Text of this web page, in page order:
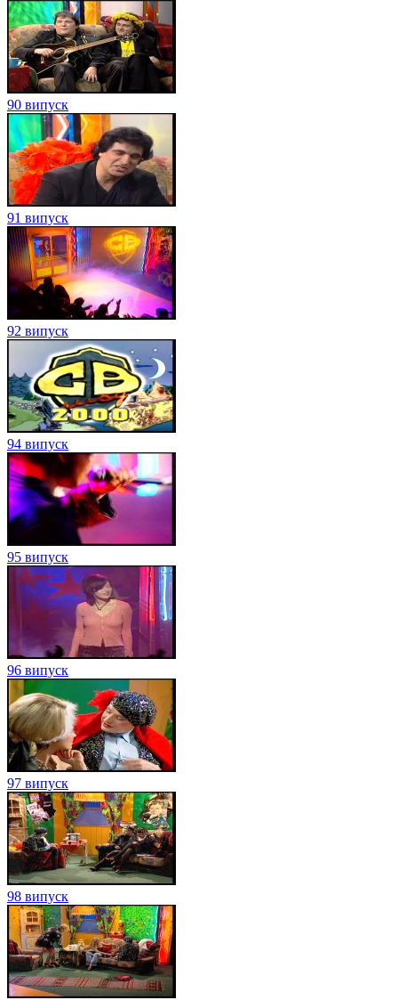
90 випуск
91 випуск
92 випуск
94 випуск
95 випуск
96 випуск
97 випуск
98 випуск